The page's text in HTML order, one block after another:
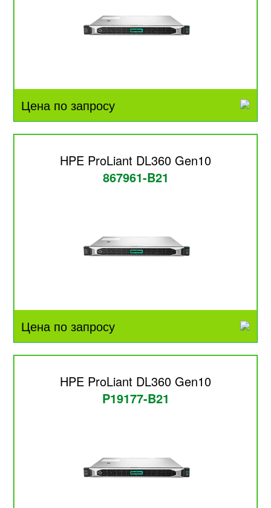
Цена по запросу
HPE ProLiant DL360 Gen10
867961-B21
Цена по запросу
HPE ProLiant DL360 Gen10
P19177-B21